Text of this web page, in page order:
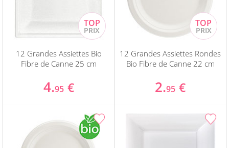
12 Grandes Assiettes Bio
Fibre de Canne 25 cm
4.95 €
12 Grandes Assiettes Rondes
Bio Fibre de Canne 22 cm
2.95 €